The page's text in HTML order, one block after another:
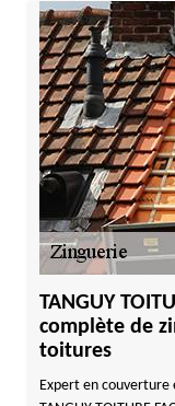
TANGUY
complète de
toitures
Expert en